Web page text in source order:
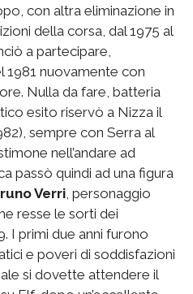
con altra eliminazione in
della corsa, dal 1975 al
a partecipare,
1981 nuovamente con
Nulla da fare, batteria
esito riservò a Nizza il
sempre con Serra al
nell’andare ad
passò quindi ad una figura
Verri, personaggio
resse le sorti dei
I primi due anni furono
e poveri di soddisfazioni
si dovette attendere il